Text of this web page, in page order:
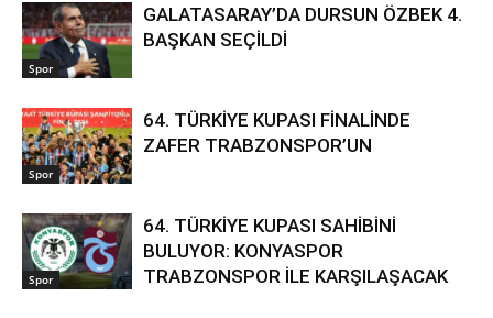
Spor
GALATASARAY’DA DURSUN ÖZBEK 4.
BAŞKAN SEÇİLDİ
Spor
64. TÜRKİYE KUPASI FİNALİNDE
ZAFER TRABZONSPOR’UN
Spor
64. TÜRKİYE KUPASI SAHİBİNİ
BULUYOR: KONYASPOR
TRABZONSPOR İLE KARŞILAŞACAK